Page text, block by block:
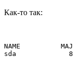
Как-то так:
NAME
sda